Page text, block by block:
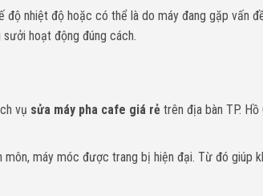
độ nhiệt độ hoặc có thể là do máy đang gặp vấn
hoạt động đúng cách.
vụ sửa máy pha cafe giá rẻtrên địa bàn TP. Hồ
máy móc được trang bị hiện đại. Từ đó giúp